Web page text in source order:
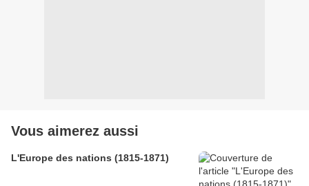
Vous aimerez aussi
L'Europe des nations (1815-1871)